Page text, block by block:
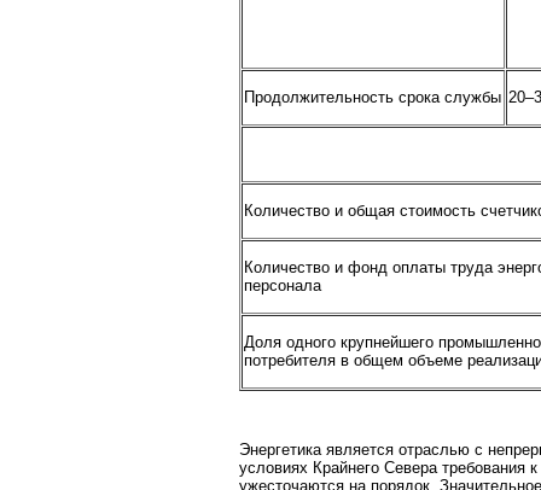
Продолжительность срока службы
Количество и общая стоимость
Количество и фонд оплаты труда
персонала
Доля одного крупнейшего
потребителя в общем объеме
Энергетика является отраслью с
условиях Крайнего Севера требования
ужесточаются на порядок.